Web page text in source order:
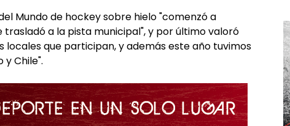
Mundo de hockey sobre hielo "comenzó a
trasladó a la pista municipal", y por último valoró
locales que participan, y además este año tuvimos
y Chile".